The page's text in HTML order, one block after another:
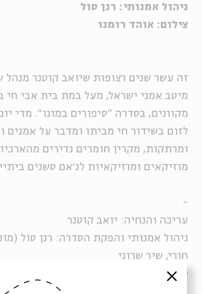
ניהול אמנותי: רנן סול
צילום: אוהד רומנו
זה עשר שנים רצופות שיואב קוטנר מנהל
מיטב אמני ישראל, מעל במת בית אבי חי
מקוונים, בסדרה "סיפורים במונו". מדי
לזום בשידור חי מביתו ומדבר על אמנים
ומרתקות, מקרין חומרים נדירים
מוזיקאים ומוזיקאיות לג׳אם סשנים
-
עריכה והנחיה: יואב קוטנר
ניהול אמנותי והפקת הסדרה: רנן סול
חורי, שיר שרוני
טכנאי השידור בזום: ניר לייסט
סגור